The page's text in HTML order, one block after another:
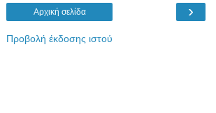
›
Αρχική σελίδα
Προβολή έκδοσης ιστού